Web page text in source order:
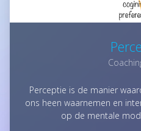
Perceptie is de manier
ons heen waarnemen en
op de mentale